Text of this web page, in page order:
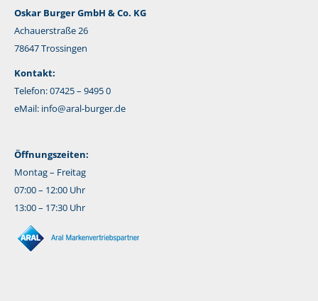
Oskar Burger GmbH & Co. KG
Achauerstraße 26
78647 Trossingen
Kontakt:
Telefon: 07425 – 9495 0
eMail: info@aral-burger.de
Öffnungszeiten:
Montag – Freitag
07:00 – 12:00 Uhr
13:00 – 17:30 Uhr